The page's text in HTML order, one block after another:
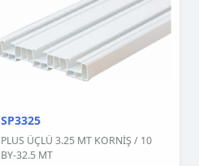
SP3325
PLUS ÜÇLÜ 3.25 MT KORNİŞ / 10
BY-32.5 MT